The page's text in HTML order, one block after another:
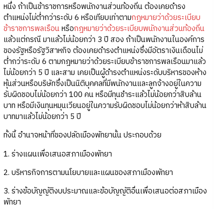
หนึ่ง ถ้าเป็นข้าราชการหรือพนักงานส่วนท้องถิ่น ต้องเคยดำรง
ตำแหน่งไม่ต่ำกว่าระดับ 6 หรือเทียบเท่าตามกฎหมายว่าด้วยระเบียบ
ข้าราชการพลเรือนหรือกฎหมายว่าด้วยระเบียบพนักงานส่วนท้องถิ่น
แล้วแต่กรณี มาแล้วไม่น้อยกว่า 3 ปี สอง ถ้าเป็นพนักงานในองค์การ
ของรัฐหรือรัฐวิสาหกิจ ต้องเคยดำรงตำแหน่งซึ่งมีอัตราเงินเดือนไม่
ต่ำกว่าระดับ 6 ตามกฎหมายว่าด้วยระเบียบข้าราชการพลเรือนมาแล้ว
ไม่น้อยกว่า 5 ปี และสาม เคยเป็นผู้ดำรงตำแหน่งระดับบริหารของห้าง
หุ้นส่วนหรือบริษัทซึ่งเป็นนิติบุคคลที่มีพนักงานและลูกจ้างอยู่ในความ
รับผิดชอบไม่น้อยกว่า 100 คน หรือมีทุนชำระแล้วไม่น้อยกว่าสิบล้าน
บาท หรือมีเงินทุนหมุนเวียนอยู่ในความรับผิดชอบไม่น้อยกว่าห้าสิบล้าน
บาทมาแล้วไม่น้อยกว่า 5 ปี
ทั้งนี้ อำนาจหน้าที่ของปลัดเมืองพัทยานั้น ประกอบด้วย
1. ร่างแผนเพื่อเสนอสภาเมืองพัทยา
2. บริหารกิจการตามนโยบายและแผนของสภาเมืองพัทยา
3. ร่างข้อบัญญัติงบประมาณและข้อบัญญัติอื่นเพื่อเสนอต่อสภาเมือง
พัทยา